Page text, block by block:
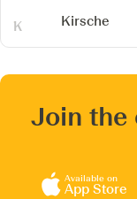
Kirsche
Join the
Available on
App Store